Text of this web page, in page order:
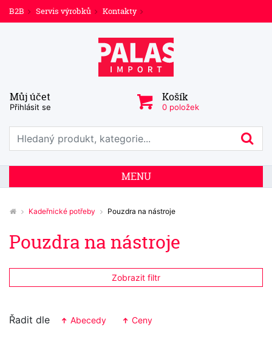
B2B Servis výrobků Kontakty
Můj účet
Přihlásit se
Košík
0 položek
Prohledat web
MENU
Kadeřnické potřeby Pouzdra na nástroje
Pouzdra na nástroje
Zobrazit filtr
Řadit dle Abecedy Ceny